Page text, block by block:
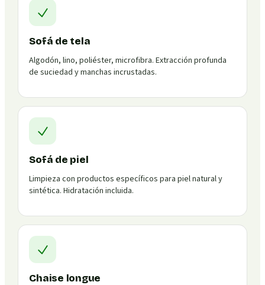
Sofá de tela
Algodón, lino, poliéster, microfibra. Extracción profunda
de suciedad y manchas incrustadas.
Sofá de piel
Limpieza con productos específicos para piel natural y
sintética. Hidratación incluida.
Chaise longue